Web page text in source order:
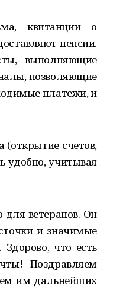
квитанции о
пенсии.
выполняющие
позволяющие
платежи, и
(открытие счетов,
удобно, учитывая
ветеранов. Он
и значимые
что есть
Поздравляем
им дальнейших